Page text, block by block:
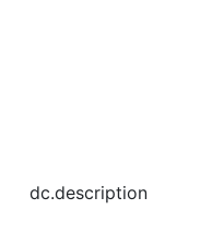
dc.description